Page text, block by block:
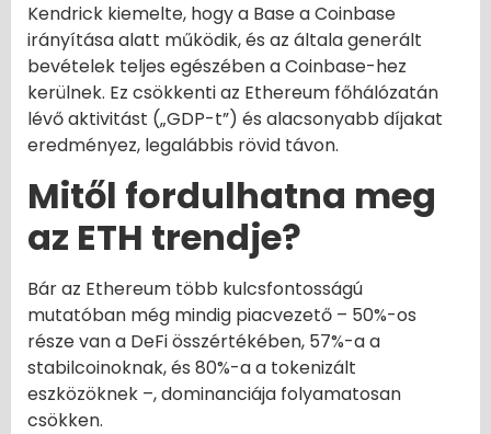
Kendrick kiemelte, hogy a Base a Coinbase
irányítása alatt működik, és az általa generált
bevételek teljes egészében a Coinbase-hez
kerülnek. Ez csökkenti az Ethereum főhálózatán
lévő aktivitást („GDP-t”) és alacsonyabb díjakat
eredményez, legalábbis rövid távon.
Mitől fordulhatna meg
az ETH trendje?
Bár az Ethereum több kulcsfontosságú
mutatóban még mindig piacvezető – 50%-os
része van a DeFi összértékében, 57%-a a
stabilcoinoknak, és 80%-a a tokenizált
eszközöknek –, dominanciája folyamatosan
csökken.